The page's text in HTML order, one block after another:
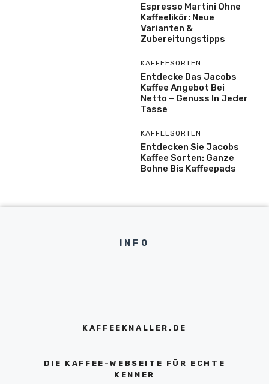
Espresso Martini Ohne
Kaffeelikör: Neue
Varianten &
Zubereitungstipps
KAFFEESORTEN
Entdecke Das Jacobs
Kaffee Angebot Bei
Netto – Genuss In Jeder
Tasse
KAFFEESORTEN
Entdecken Sie Jacobs
Kaffee Sorten: Ganze
Bohne Bis Kaffeepads
INFO
KAFFEEKNALLER.DE
DIE KAFFEE-WEBSEITE FÜR ECHTE
KENNER